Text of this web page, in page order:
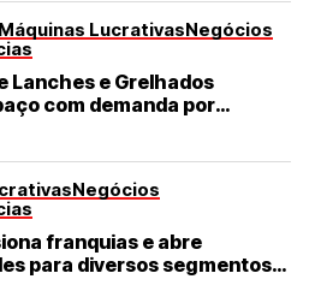
Máquinas LucrativasNegócios
Lanches e Grelhados
com demanda por
e de qualidade
Negócios
franquias e abre
para diversos segmentos